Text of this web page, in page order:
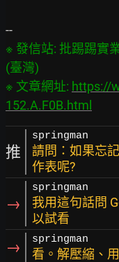
※ 發信站: 批踢踢實
(臺灣)
※ 文章網址: https://
152.A.F0B.html
推
springman
請問：如果忘
作表呢?
→
springman
我用這句話問
以試看
→ springman
看。解壓縮、